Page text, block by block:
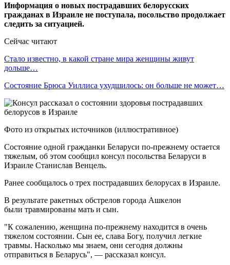
Информация о новых пострадавших белорусских
гражданах в Израиле не поступала, посольство продолжает
следить за ситуацией.
Сейчас читают
Стало известно, в какой стране мира женщины живут
дольше…
Состояние Брюса Уиллиса ухудшилось: он больше не может…
Фото из открытых источников (иллюстративное)
Состояние одной гражданки Беларуси по-прежнему остается
тяжелым, об этом сообщил консул посольства Беларуси в
Израиле Станислав Венцель.
Ранее сообщалось о трех пострадавших белорусах в Израиле.
В результате ракетных обстрелов города Ашкелон
были травмированы мать и сын.
"К сожалению, женщина по-прежнему находится в очень
тяжелом состоянии. Сын ее, слава Богу, получил легкие
травмы. Насколько мы знаем, они сегодня должны
отправиться в Беларусь", — рассказал консул.